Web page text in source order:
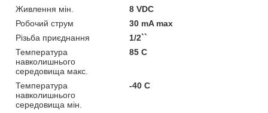
Живлення мін.
8 VDC
Робочий струм
30 mA max
Різьба приєднання
1/2``
Температура
навколишнього
середовища макс.
85 С
Температура
навколишнього
середовища мін.
-40 С